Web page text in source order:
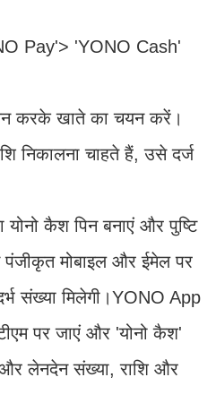
Pay'> 'YONO Cash'
करके खाते का चयन करें।
निकालना चाहते हैं, उसे दर्ज
कैश पिन बनाएं और पुष्टि
मोबाइल और ईमेल पर
संख्या मिलेगी।YONO App
पर जाएं और 'योनो कैश'
लेनदेन संख्या, राशि और